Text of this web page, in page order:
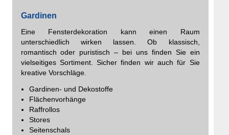
Gardinen
Eine Fensterdekoration kann einen Raum
unterschiedlich wirken lassen. Ob klassisch,
romantisch oder puristisch – bei uns finden Sie ein
vielseitiges Sortiment. Sicher finden wir auch für Sie
kreative Vorschläge.
Gardinen- und Dekostoffe
Flächenvorhänge
Raffrollos
Stores
Seitenschals